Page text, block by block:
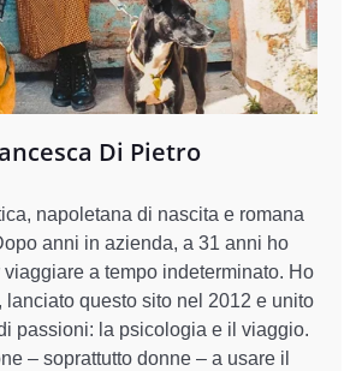
Di Pietro
napoletana di nascita e romana
anni in azienda, a 31 anni ho
viaggiare a tempo indeterminato. Ho
lanciato questo sito nel 2012 e unito
passioni: la psicologia e il viaggio.
– soprattutto donne – a usare il